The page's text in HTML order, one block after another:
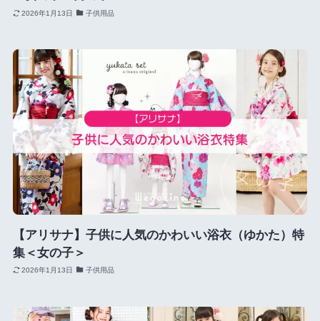
2026年1月13日 子供用品
【アリサナ】子供に人気のかわいい浴衣（ゆかた）特
集＜女の子＞
2026年1月13日 子供用品